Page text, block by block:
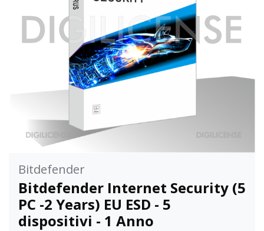
Bitdefender
Bitdefender Internet Security (5
PC -2 Years) EU ESD - 5
dispositivi - 1 Anno